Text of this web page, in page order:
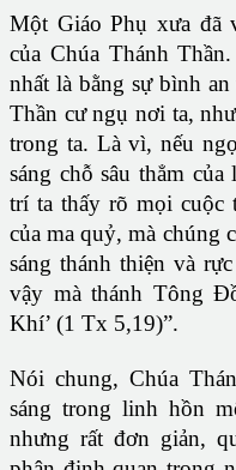
Một Giáo Phụ xưa đã
của Chúa Thánh
nhất là bằng sự bình
Thần cư ngụ nơi ta,
trong ta. Là vì, nếu
sáng chỗ sâu thẳm
trí ta thấy rõ mọi cuộc
của ma quỷ, mà chúng
sáng thánh thiện và
vậy mà thánh Tông
Khí’ (1 Tx 5,19)”.
Nói chung, Chúa
sáng trong linh hồn
nhưng rất đơn giản,